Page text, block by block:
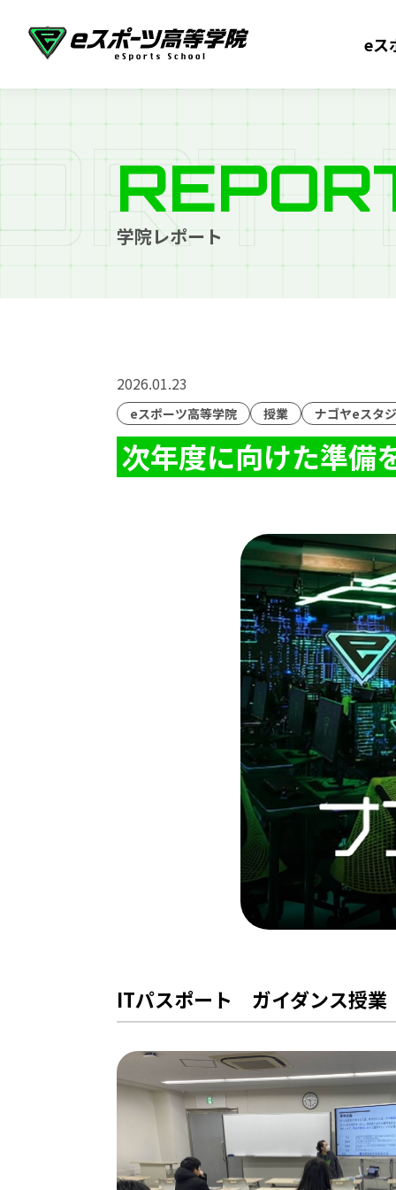
eス
RT
学院レポート
2026.01.23
eスポーツ高等学院 授業 ナゴヤeスタ
次年度に向けた準備
ITパスポート ガイダンス授業